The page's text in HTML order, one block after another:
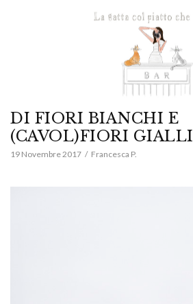
DI FIORI BIANCHI E
(CAVOL)FIORI GIALLI
19 Novembre 2017 Francesca P.